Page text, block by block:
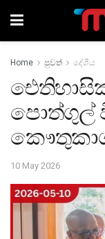
Home පුවත් දේශීය
පොත්ගුල්
10 May 2026